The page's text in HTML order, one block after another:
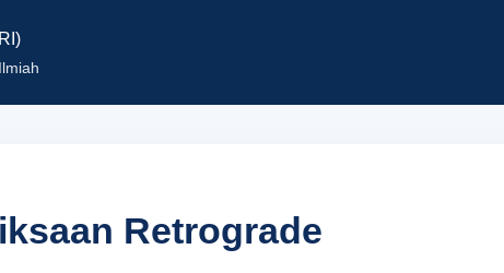
Retrograde